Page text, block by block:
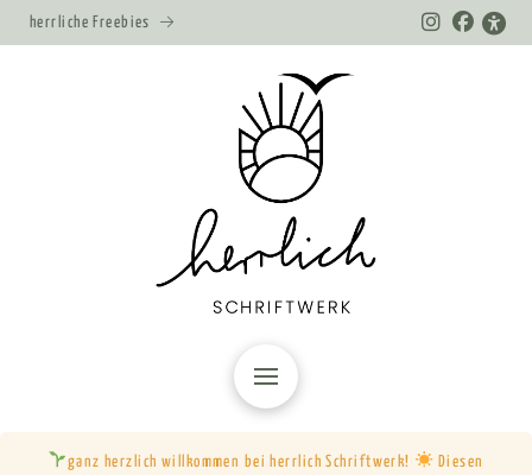
herrliche Freebies
ganz herzlich willkommen bei herrlich Schriftwerk!
Diesen